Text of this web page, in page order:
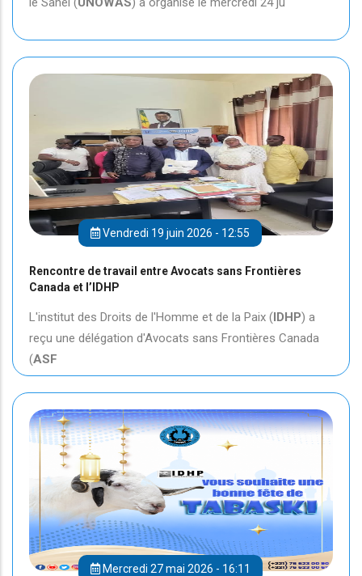
Vendredi 19 juin 2026 - 12:55
Rencontre de travail entre Avocats sans Frontières
Canada et l’IDHP
L'institut des Droits de l'Homme et de la Paix (IDHP) a
reçu une délégation d'Avocats sans Frontières Canada
(ASF
Mercredi 27 mai 2026 - 16:11